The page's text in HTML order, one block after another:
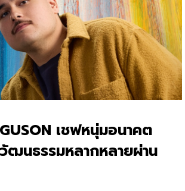
เชฟหนุ่มอนาคต
ฒนธรรมหลากหลายผ่าน